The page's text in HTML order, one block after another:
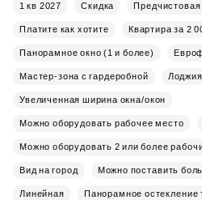
1 кв 2027 Скидка Предчистовая
Платите как хотите Квартира за 2
Панорамное окно (1 и более)
Мастер-зона с гардеробной Лоджия
Увеличенная ширина окна/окон
Можно оборудовать рабочее место
Можно оборудовать 2 или более
Вид на город Можно поставить
Линейная Панорамное остекление